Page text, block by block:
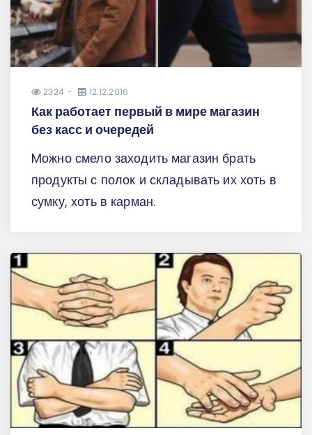
2324 12.12.2016
Как работает первый в мире магазин
без касс и очередей
Mожно смело заходить магазин брать
продукты с полок и складывать их хоть в
сумку, хоть в карман.